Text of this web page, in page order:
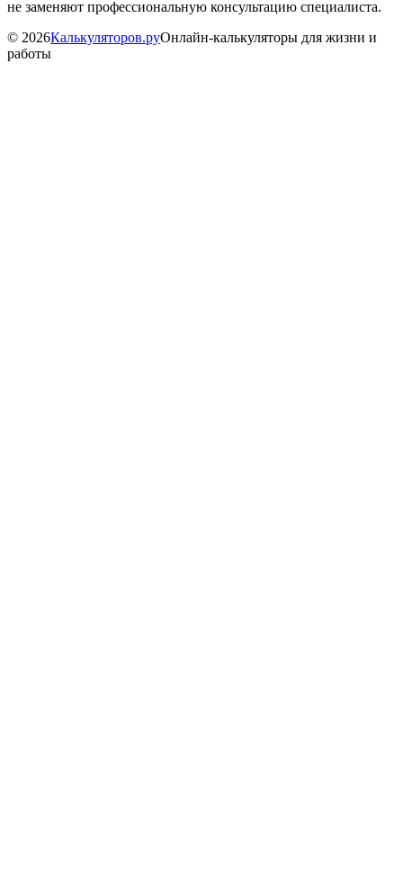
не заменяют профессиональную консультацию специалиста.
© 2026Калькуляторов.руОнлайн-калькуляторы для жизни и
работы